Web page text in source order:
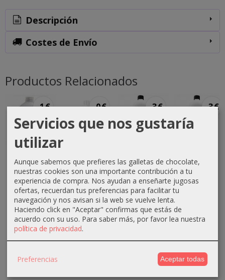
Descripción
Costes de Envío
Productos Relacionados
-1 €
oxigenada
Techline
1000ml
20...
2,90 €
3,90 €
-0 €
oxigenada
Techline
75ml 40...
0,70 €
1,10 €
-3 €
oxigenada
Absoluk
1000ml
20...
3,50 €
6,50 €
-3 €
oxigenada
1000ml
Absoluk
6,50 €
Servicios que nos gustaría
utilizar
Aunque sabemos que prefieres las galletas de chocolate,
nuestras cookies son una importante contribución a tu
experiencia de compra. Nos ayudan a enseñarte jugosas
ofertas, recuerdan tus preferencias para facilitar tu
navegación y nos avisan si la web se vuelve lenta.
Haciendo click en "Aceptar" confirmas que estás de
acuerdo con su uso. Para saber más, por favor lea nuestra
política de privacidad.
Preferencias Aceptar todas